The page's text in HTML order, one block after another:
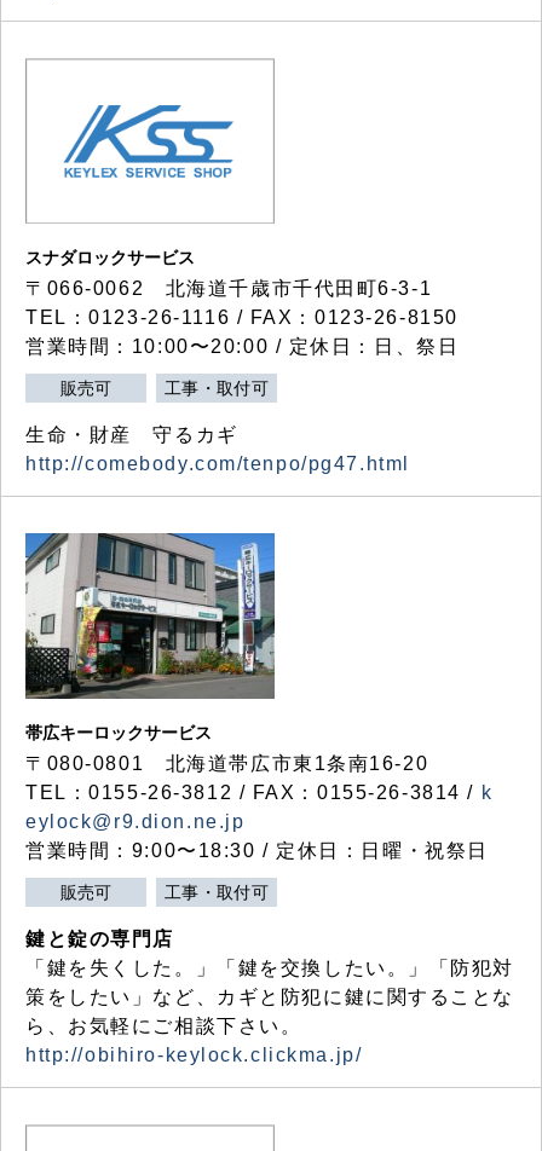
スナダロックサービス
〒066-0062 北海道千歳市千代田町6-3-1
TEL：0123-26-1116 / FAX：0123-26-8150
営業時間：10:00〜20:00 / 定休日：日、祭日
販売可 工事・取付可
生命・財産 守るカギ
http://comebody.com/tenpo/pg47.html
帯広キーロックサービス
〒080-0801 北海道帯広市東1条南16-20
TEL：0155-26-3812 / FAX：0155-26-3814 / k
eylock@r9.dion.ne.jp
営業時間：9:00〜18:30 / 定休日：日曜・祝祭日
販売可 工事・取付可
鍵と錠の専門店
「鍵を失くした。」「鍵を交換したい。」「防犯対
策をしたい」など、カギと防犯に鍵に関することな
ら、お気軽にご相談下さい。
http://obihiro-keylock.clickma.jp/